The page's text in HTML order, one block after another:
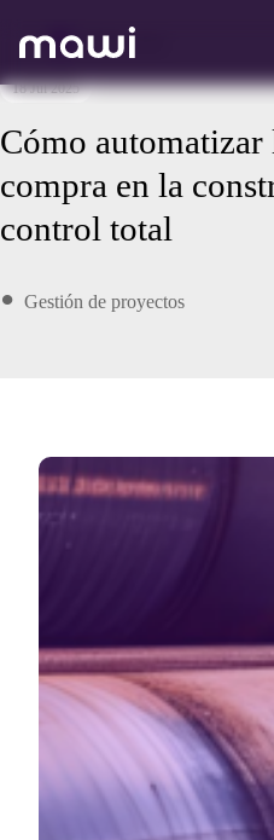
Volver atrás
18 Jul 2025
Cómo automatizar
compra en la
control total
Gestión de proyectos